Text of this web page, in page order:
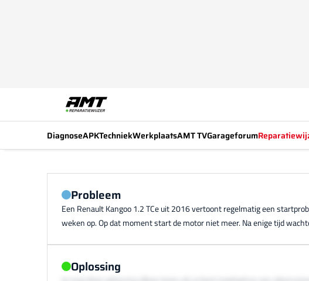
DiagnoseAPKTechniekWerkplaatsAMT TVGarageforum
Probleem
Een Renault Kangoo 1.2 TCe uit 2016 vertoont regelmatig een
weken op. Op dat moment start de motor niet meer. Na enige tijd
Oplossing